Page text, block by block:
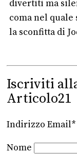
divertiti ma
coma nel quale
la sconfitta di
Iscriviti
Articolo21
Indirizzo Email*
Nome